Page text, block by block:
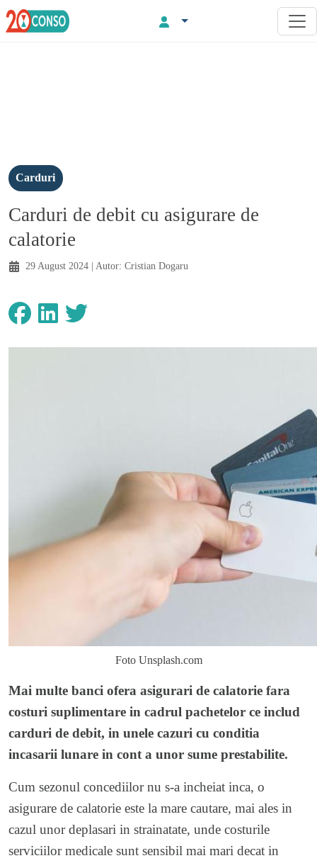
Carduri
Carduri de debit cu asigurare de
calatorie
29 August 2024 | Autor: Cristian Dogaru
Foto Unsplash.com
Mai multe banci ofera asigurari de calatorie fara
costuri suplimentare in cadrul pachetelor ce includ
carduri de debit, in unele cazuri cu conditia
incasarii lunare in cont a unor sume prestabilite.
Cum sezonul concediilor nu s-a incheiat inca, o
asigurare de calatorie este la mare cautare, mai ales in
cazul unor deplasari in strainatate, unde costurile
serviciilor medicale sunt sensibil mai mari decat in